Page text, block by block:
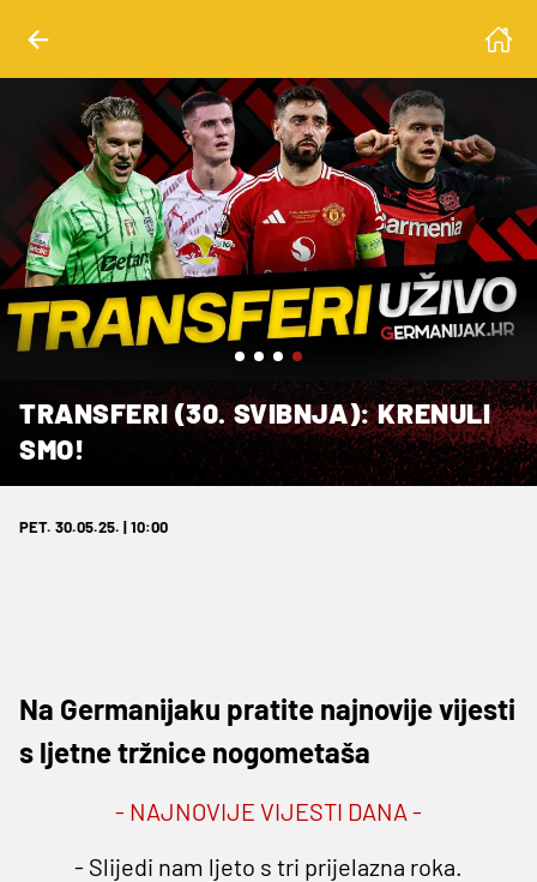
Germania
TRANSFERI (30. SVIBNJA): KRENULI
SMO!
PET. 30.05.25. | 10:00
Na Germanijaku pratite najnovije vijesti
s ljetne tržnice nogometaša
- NAJNOVIJE VIJESTI DANA -
- Slijedi nam ljeto s tri prijelazna roka.